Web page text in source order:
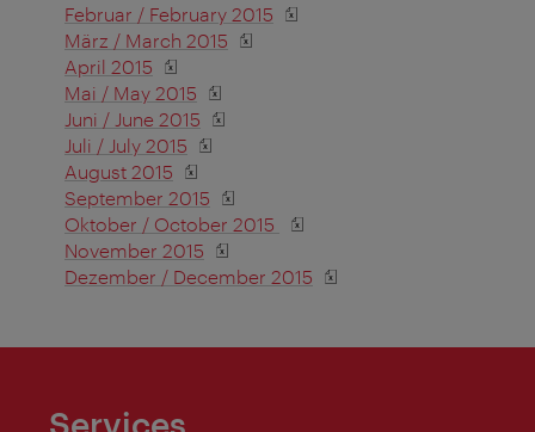
Februar / February 2015
März / March 2015
April 2015
Mai / May 2015
Juni / June 2015
Juli / July 2015
August 2015
September 2015
Oktober / October 2015
November 2015
Dezember / December 2015
Services